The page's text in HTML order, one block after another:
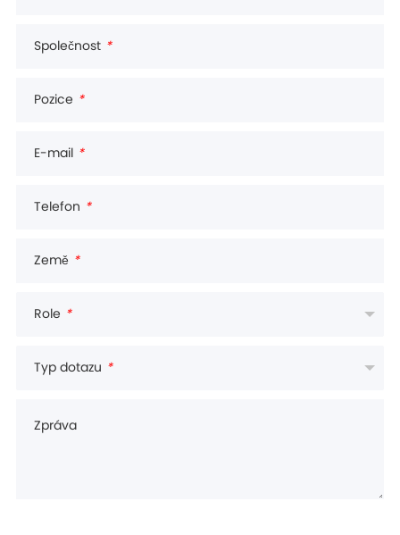
Společnost *
Pozice *
E-mail *
Telefon *
Země *
Role *
Typ dotazu *
Zpráva